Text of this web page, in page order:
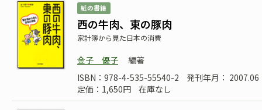
紙の書籍
西の牛肉、東の豚肉
家計簿から見た日本の消費
金子 優子
編著
ISBN：978-4-535-55540-2
発刊年月： 2007.06
定価：1,650円
在庫なし